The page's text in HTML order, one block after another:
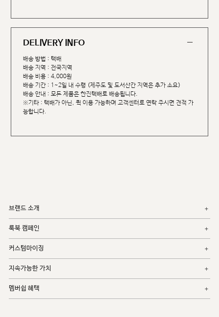
DELIVERY INFO
배송 방법 : 택배
배송 지역 : 전국지역
배송 비용 : 4,000원
배송 기간 : 1~2일 내 수령 (제주도 및 도서산간 지역은 추가 소요)
배송 안내 : 모든 제품은 한진택배로 배송됩니다.
※기타 : 택배가 아닌, 퀵 이용 가능하며 고객센터로 연락 주시면 견적 가
능합니다.
브랜드 소개
룩북 캠페인
커스텀마이징
지속가능한 가치
멤버쉽 혜택